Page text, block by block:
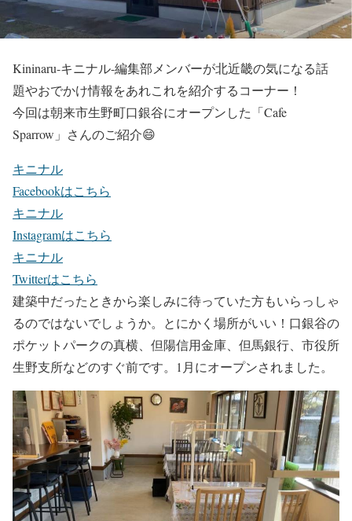
Kininaru-キニナル-編集部メンバーが北近畿の気になる話
題やおでかけ情報をあれこれを紹介するコーナー！
今回は朝来市生野町口銀谷にオープンした 「Cafe
Sparrow」 さんのご紹介😄
キニナル
Facebookはこちら
キニナル
Instagramはこちら
キニナル
Twitterはこちら
建築中だったときから楽しみに待っていた方もいらっしゃ
るのではないでしょうか。とにかく場所がいい！口銀谷の
ポケットパークの真横、但陽信用金庫、但馬銀行、市役所
生野支所などのすぐ前です。1月にオープンされました。